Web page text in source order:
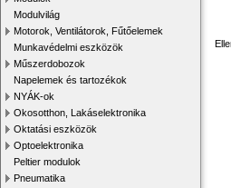
Modulvilág
Motorok, Ventilátorok, Fűtőelemek
Munkavédelmi eszközök
Műszerdobozok
Napelemek és tartozékok
NYÁK-ok
Okosotthon, Lakáselektronika
Oktatási eszközök
Optoelektronika
Peltier modulok
Pneumatika